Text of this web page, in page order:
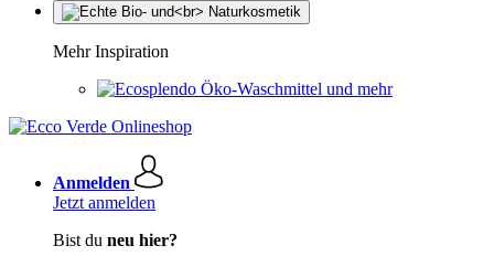
Mehr Inspiration
Öko-Waschmittel und mehr
Anmelden
Jetzt anmelden
Bist du neu hier?